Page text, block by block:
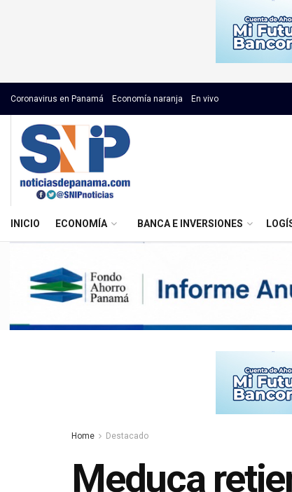
Coronavirus en Panamá Economía naranja En vivo
INICIO ECONOMÍA BANCA E INVERSIONES
Home Destacado
Meduca